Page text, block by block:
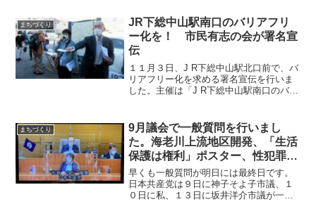
ーマンション（１階〜３階は商業施設）
を建てること、その５階に...
まちづくり
JR下総中山駅南口のバリアフリ
ー化を！ 市民有志の会が署名宣
伝
１１月３日、J R下総中山駅北口前で、バ
リアフリー化を求める署名宣伝を行いま
した。主催は「J R下総中山駅南口のバリ
チラシ、横断幕を用意し、賑やかに行い
ました。同駅の南...
まちづくり
9月議会で一般質問を行いまし
た。海老川上流地区開発、「生活
保護は権利」ポスター、性犯罪防
止の啓発について
早くも一般質問が明日には最終日です。
日本共産党は９日に神子そよ子市議、１
０日に私、１３日に坂井洋介市議が一般